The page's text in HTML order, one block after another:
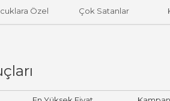
Özel Çok Satanlar